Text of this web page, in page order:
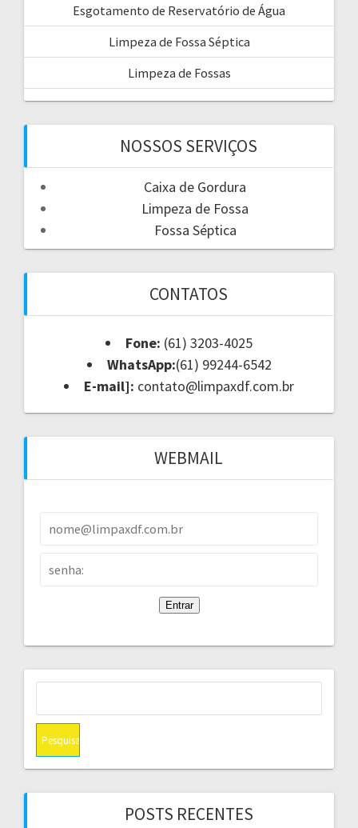
Esgotamento de Reservatório de Água
Limpeza de Fossa Séptica
Limpeza de Fossas
NOSSOS SERVIÇOS
Caixa de Gordura
Limpeza de Fossa
Fossa Séptica
CONTATOS
Fone: (61) 3203-4025
WhatsApp:(61) 99244-6542
E-mail]: contato@limpaxdf.com.br
WEBMAIL
POSTS RECENTES